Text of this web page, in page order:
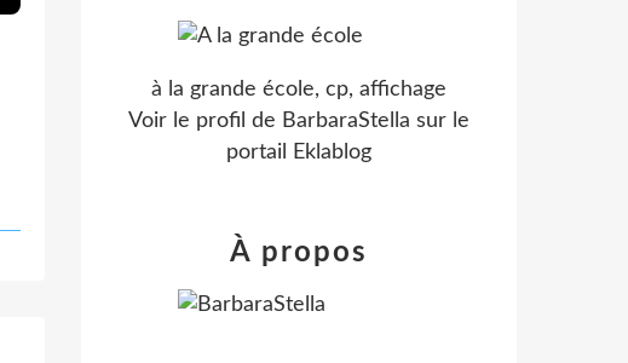
à la grande école, cp, affichage
Voir le profil de BarbaraStella sur le
portail Eklablog
À propos